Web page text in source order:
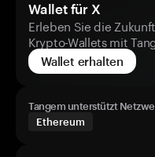
Wallet für X
Erleben Sie die
Krypto-Wallets mit
Wallet erhalten
Tangem unterstützt
Ethereum